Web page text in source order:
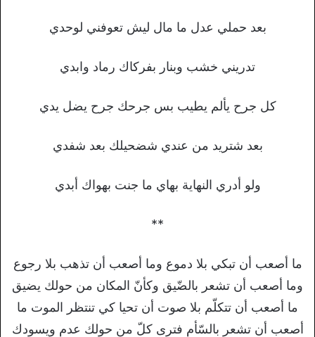
بعد حملي عدل ما مال ليش تعوفني لوحدي
تدريني خشب وبنار بفركاك رماد وابدي
كل جرح يألم يطيب بس جرحك جرح يضل يدي
بعد شتريد من عندي شضحيلك بعد شفدي
ولو أدري النهاية بهاي ما جنت بهواك أبدي
**
ما أصعب أن تبكي بلا دموع وما أصعب أن تذهب بلا رجوع
وما أصعب أن تشعر بالضّيق وكأنّ المكان من حولك يضيق
ما أصعب أن تتكلّم بلا صوت أن تحيا كي تنتظر الموت ما
أصعب أن تشعر بالسّأم فترى كلّ من حولك عدم ويسودك